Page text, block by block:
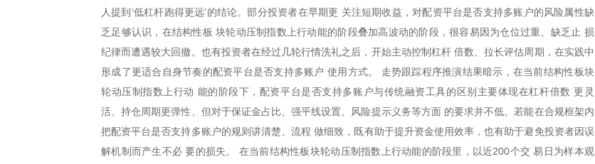
人提到‘低杠杆跑得更远’的结论。部分投资者在早期更 关注短期收益，对配资平台是否支持多账户的风险属性缺
乏足够认识，在结构性板 块轮动压制指数上行动能的阶段叠加高波动的阶段，很容易因为仓位过重、缺乏止 损
纪律而遭遇较大回撤。也有投资者在经过几轮行情洗礼之后，开始主动控制杠杆 倍数、拉长评估周期，在实践中
形成了更适合自身节奏的配资平台是否支持多账户 使用方式。 走势跟踪程序推演结果暗示，在当前结构性板块
轮动压制指数上行动 能的阶段下，配资平台是否支持多账户与传统融资工具的区别主要体现在杠杆倍数 更灵
活、持仓周期更弹性、但对于保证金占比、强平线设置、风险提示义务等方面 的要求并不低。若能在合规框架内
把配资平台是否支持多账户的规则讲清楚、流程 做细致，既有助于提升资金使用效率，也有助于避免投资者因误
解机制而产生不必 要的损失。 在当前结构性板块轮动压制指数上行动能的阶段里，以近200个交 易日为样本观